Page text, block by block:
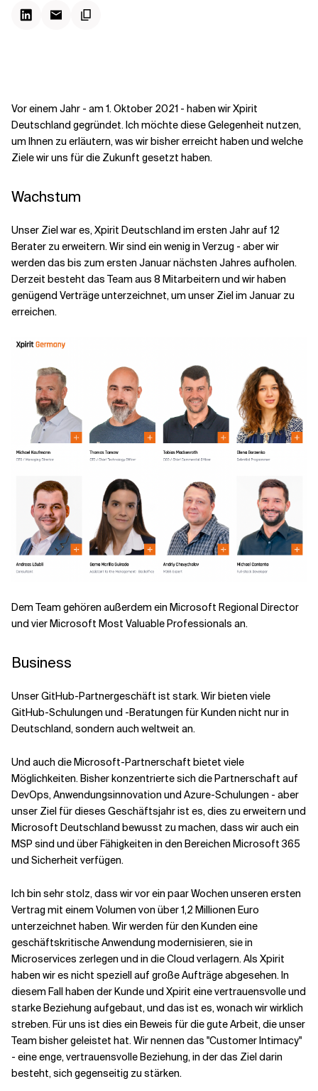
Vor einem Jahr - am 1. Oktober 2021 - haben wir Xpirit
Deutschland gegründet. Ich möchte diese Gelegenheit nutzen,
um Ihnen zu erläutern, was wir bisher erreicht haben und welche
Ziele wir uns für die Zukunft gesetzt haben.
Wachstum
Unser Ziel war es, Xpirit Deutschland im ersten Jahr auf 12
Berater zu erweitern. Wir sind ein wenig in Verzug - aber wir
werden das bis zum ersten Januar nächsten Jahres aufholen.
Derzeit besteht das Team aus 8 Mitarbeitern und wir haben
genügend Verträge unterzeichnet, um unser Ziel im Januar zu
erreichen.
Dem Team gehören außerdem ein Microsoft Regional Director
und vier Microsoft Most Valuable Professionals an.
Business
Unser GitHub-Partnergeschäft ist stark. Wir bieten viele
GitHub-Schulungen und -Beratungen für Kunden nicht nur in
Deutschland, sondern auch weltweit an.
Und auch die Microsoft-Partnerschaft bietet viele
Möglichkeiten. Bisher konzentrierte sich die Partnerschaft auf
DevOps, Anwendungsinnovation und Azure-Schulungen - aber
unser Ziel für dieses Geschäftsjahr ist es, dies zu erweitern und
Microsoft Deutschland bewusst zu machen, dass wir auch ein
MSP sind und über Fähigkeiten in den Bereichen Microsoft 365
und Sicherheit verfügen.
Ich bin sehr stolz, dass wir vor ein paar Wochen unseren ersten
Vertrag mit einem Volumen von über 1,2 Millionen Euro
unterzeichnet haben. Wir werden für den Kunden eine
geschäftskritische Anwendung modernisieren, sie in
Microservices zerlegen und in die Cloud verlagern. Als Xpirit
haben wir es nicht speziell auf große Aufträge abgesehen. In
diesem Fall haben der Kunde und Xpirit eine vertrauensvolle und
starke Beziehung aufgebaut, und das ist es, wonach wir wirklich
streben. Für uns ist dies ein Beweis für die gute Arbeit, die unser
Team bisher geleistet hat. Wir nennen das "Customer Intimacy"
- eine enge, vertrauensvolle Beziehung, in der das Ziel darin
besteht, sich gegenseitig zu stärken.